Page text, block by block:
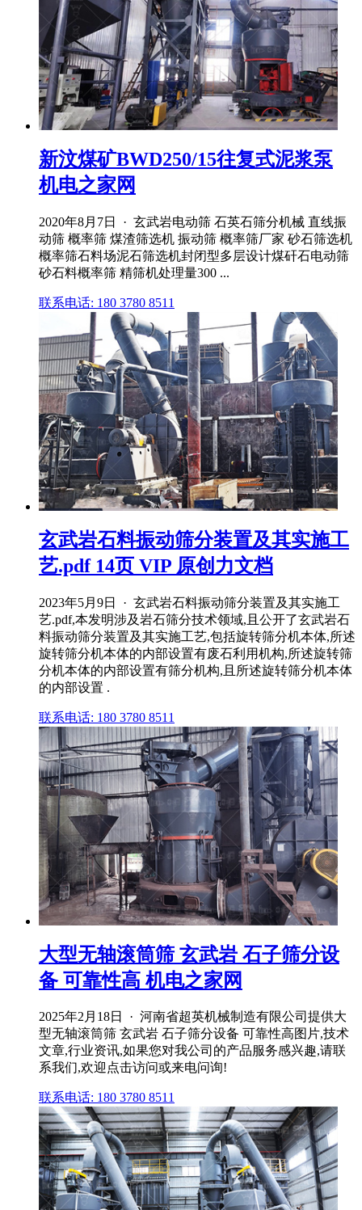
新汶煤矿BWD250/15往复式泥浆泵
机电之家网
2020年8月7日 · 玄武岩电动筛 石英石筛分机械 直线振
动筛 概率筛 煤渣筛选机 振动筛 概率筛厂家 砂石筛选机
概率筛石料场泥石筛选机封闭型多层设计煤矸石电动筛
砂石料概率筛 精筛机处理量300 ...
联系电话: 180 3780 8511
玄武岩石料振动筛分装置及其实施工
艺.pdf 14页 VIP 原创力文档
2023年5月9日 · 玄武岩石料振动筛分装置及其实施工
艺.pdf,本发明涉及岩石筛分技术领域,且公开了玄武岩石
料振动筛分装置及其实施工艺,包括旋转筛分机本体,所述
旋转筛分机本体的内部设置有废石利用机构,所述旋转筛
分机本体的内部设置有筛分机构,且所述旋转筛分机本体
的内部设置 .
联系电话: 180 3780 8511
大型无轴滚筒筛 玄武岩 石子筛分设
备 可靠性高 机电之家网
2025年2月18日 · 河南省超英机械制造有限公司提供大
型无轴滚筒筛 玄武岩 石子筛分设备 可靠性高图片,技术
文章,行业资讯,如果您对我公司的产品服务感兴趣,请联
系我们,欢迎点击访问或来电问询!
联系电话: 180 3780 8511